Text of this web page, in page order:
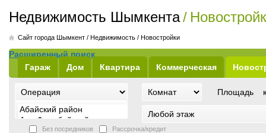
Недвижимость Шымкента/
Cайт города Шымкент / Недвижимость / Новостройки
Гараж Дом Квартира Коммерческая
Расширенный поиск
Площадь
Без посредников Рассрочка/кредит